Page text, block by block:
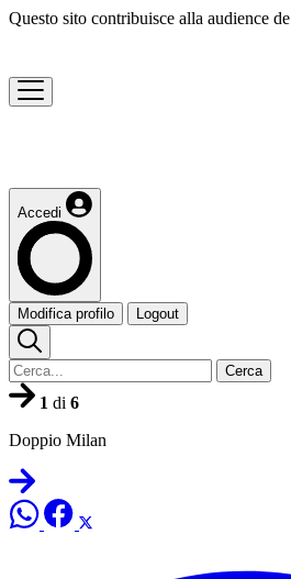
Questo sito contribuisce alla audience de
Accedi
Modifica profilo Logout
Cerca
1 di 6
Doppio Milan